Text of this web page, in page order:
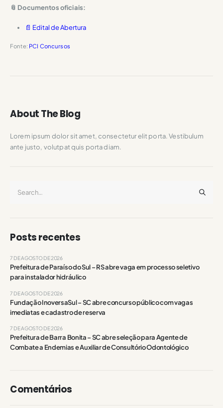
📎 Documentos oficiais:
📄 Edital de Abertura
Fonte: PCI Concursos
About The Blog
Lorem ipsum dolor sit amet, consectetur elit porta. Vestibulum
ante justo, volutpat quis porta diam.
Posts recentes
Prefeitura de Paraíso do Sul – RS abre vaga em processo seletivo
para instalador hidráulico
7 DE AGOSTO DE 2026
Fundação InoversaSul – SC abre concurso público com vagas
imediatas e cadastro de reserva
7 DE AGOSTO DE 2026
Prefeitura de Barra Bonita – SC abre seleção para Agente de
Combate a Endemias e Auxiliar de Consultório Odontológico
7 DE AGOSTO DE 2026
Comentários